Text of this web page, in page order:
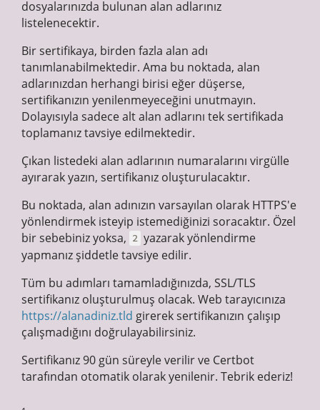
dosyalarınızda bulunan alan adlarınız
listelenecektir.
Bir sertifikaya, birden fazla alan adı
tanımlanabilmektedir. Ama bu noktada, alan
adlarınızdan herhangi birisi eğer düşerse,
sertifikanızın yenilenmeyeceğini unutmayın.
Dolayısıyla sadece alt alan adlarını tek sertifikada
toplamanız tavsiye edilmektedir.
Çıkan listedeki alan adlarının numaralarını virgülle
ayırarak yazın, sertifikanız oluşturulacaktır.
Bu noktada, alan adınızın varsayılan olarak HTTPS'e
yönlendirmek isteyip istemediğinizi soracaktır. Özel
bir sebebiniz yoksa, 2 yazarak yönlendirme
yapmanız şiddetle tavsiye edilir.
Tüm bu adımları tamamladığınızda, SSL/TLS
sertifikanız oluşturulmuş olacak. Web tarayıcınıza
https://alanadiniz.tld girerek sertifikanızın çalışıp
çalışmadığını doğrulayabilirsiniz.
Sertifikanız 90 gün süreyle verilir ve Certbot
tarafından otomatik olarak yenilenir. Tebrik ederiz!